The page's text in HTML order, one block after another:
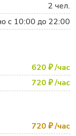
2 чел.
с 10:00 до 22:00
620 ₽/час
720 ₽/час
720 ₽/час